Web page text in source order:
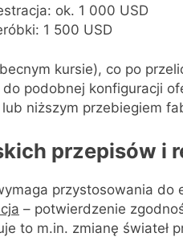
ok. 1 000 USD
1 500 USD
kursie), co po
podobnej konfiguracji
niższym przebiegiem
przepisów i
przystosowania
– potwierdzenie
to m.in. zmianę świateł